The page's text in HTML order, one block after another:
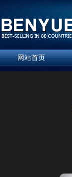
网站首页